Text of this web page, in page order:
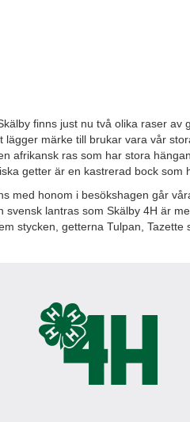
finns just nu två olika raser av
lägger märke till brukar vara vår
afrikansk ras som har stora
getter är en kastrerad bock som
med honom i besökshagen går
svensk lantras som Skälby 4H är
stycken, getterna Tulpan, Tazette